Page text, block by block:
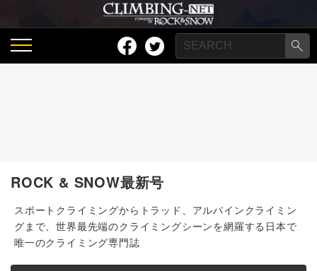
ROCK & SNOW最新号
スポートクライミングからトラッド、アルパインクライミン
グまで、世界最先端のクライミングシーンを網羅する日本で
唯一のクライミング専門誌